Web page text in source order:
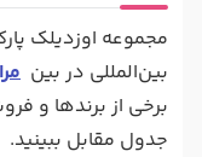
مجموعه اوزدیلک
بین‌المللی در بین
برخی از برندها و
جدول مقابل ببینید.